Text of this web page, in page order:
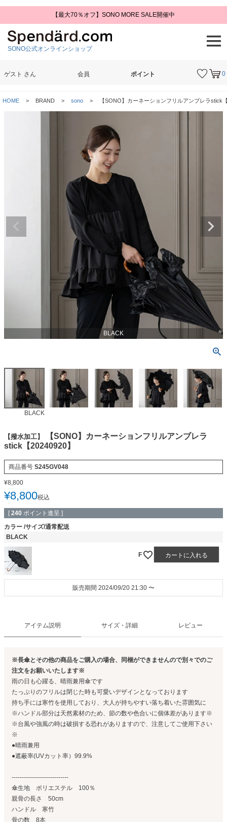
【最大70％オフ】SONO MORE SALE開催中
SONO公式オンラインショップ
0
ゲスト さん 会員 ポイント
HOME BRAND sono 【SONO】カーネーションフリルアンブレラstick
BLACK
BLACK
【撥水加工】
【SONO】カーネーションフリルアンブレラ
stick【20240920】
商品番号 S245GV048
¥8,800
¥8,800税込
[ 240 ポイント進呈 ]
カラー サイズ/通常配送
BLACK
F カートに入れる
販売期間 2024/09/20 21:30 〜
アイテム説明 サイズ・詳細 レビュー
※長傘とその他の商品をご購入の場合、同梱ができませんので別々でのご
注文をお願いいたします※
雨の日も心躍る、晴雨兼用傘です
たっぷりのフリルは閉じた時も可愛いデザインとなっております
持ち手には寒竹を使用しており、大人が持ちやすい落ち着いた雰囲気に
※ハンドル部分は天然素材のため、節の数や色合いに個体差があります※
※台風や強風の時は破損する恐れがありますので、注意してご使用下さい
※
●晴雨兼用
●遮蔽率(UVカット率）99.9%
----------------------------
傘生地 ポリエステル 100％
親骨の長さ 50cm
ハンドル 寒竹
骨の数 8本